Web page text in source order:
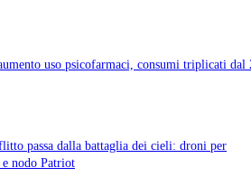
uso psicofarmaci, consumi triplicati dal
passa dalla battaglia dei cieli: droni per
e nodo Patriot